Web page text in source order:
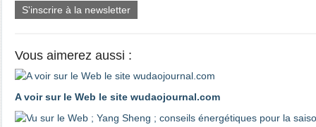
S'inscrire à la newsletter
Vous aimerez aussi :
A voir sur le Web le site wudaojournal.com